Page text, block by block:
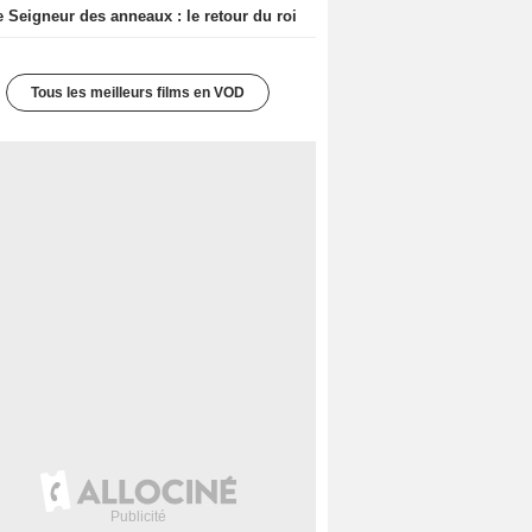
Seigneur des anneaux : le retour du roi
Tous les meilleurs films en VOD